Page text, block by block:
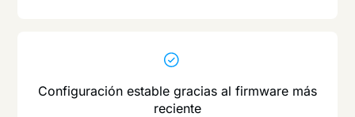
Configuración estable gracias al firmware más
reciente